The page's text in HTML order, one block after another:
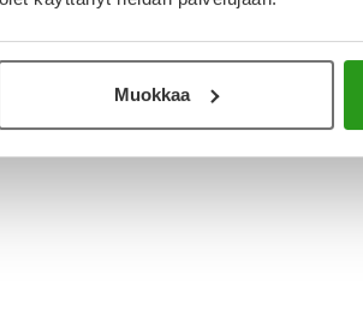
Muokkaa